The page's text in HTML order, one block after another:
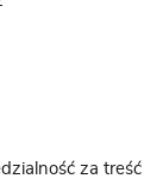
za treść